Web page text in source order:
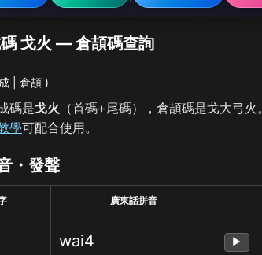
碼 戈火 — 倉頡碼查詢
| 倉頡 )
碼是戈火 （首碼+尾碼），倉頡碼是戈大弓
學可配合使用。
・發聲
廣東話拼音
wai4 ▶